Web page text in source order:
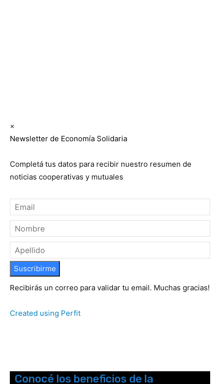
×
Newsletter de Economía Solidaria
Completá tus datos para recibir nuestro resumen de
noticias cooperativas y mutuales
Suscribirme
Recibirás un correo para validar tu email. Muchas gracias!
Created using Perfit
Conocé los beneficios de la